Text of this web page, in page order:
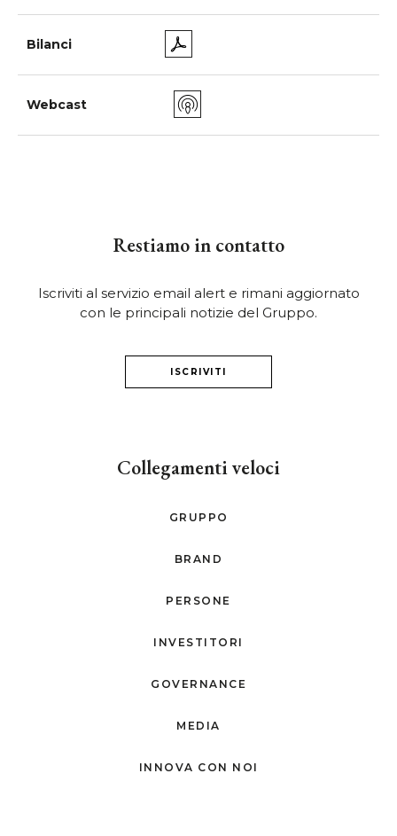
Bilanci
Webcast
Restiamo in contatto
Iscriviti al servizio email alert e rimani aggiornato
con le principali notizie del Gruppo.
ISCRIVITI
Collegamenti veloci
GRUPPO
BRAND
PERSONE
INVESTITORI
GOVERNANCE
MEDIA
INNOVA CON NOI